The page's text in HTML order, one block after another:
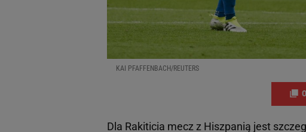
KAI PFAFFENBACH/REUTERS
Dla Rakiticia mecz z Hiszpanią jest